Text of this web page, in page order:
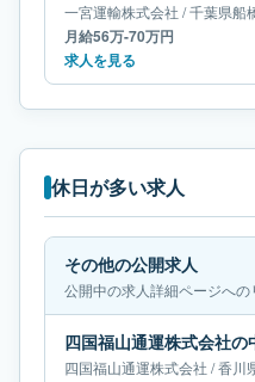
一宮運輸株式会社 /千葉県船
月給56万-70万円
求人を見る
休日が多い求人
その他の公開求人
公開中の求人詳細ページへの
四国福山通運株式会社 /香川